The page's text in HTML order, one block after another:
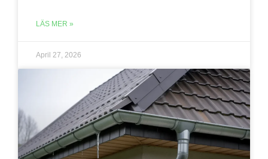
LÄS MER »
April 27, 2026